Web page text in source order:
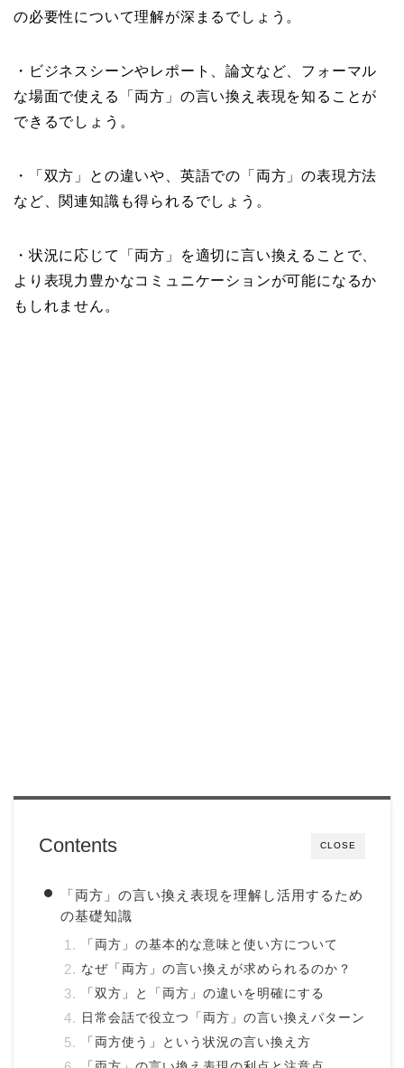
の必要性について理解が深まるでしょう。
・ビジネスシーンやレポート、論文など、フォーマル
な場面で使える「両方」の言い換え表現を知ることが
できるでしょう。
・「双方」との違いや、英語での「両方」の表現方法
など、関連知識も得られるでしょう。
・状況に応じて「両方」を適切に言い換えることで、
より表現力豊かなコミュニケーションが可能になるか
もしれません。
CLOSE
Contents
「両方」の言い換え表現を理解し活用するため
の基礎知識
「両方」の基本的な意味と使い方について
なぜ「両方」の言い換えが求められるのか？
「双方」と「両方」の違いを明確にする
日常会話で役立つ「両方」の言い換えパターン
「両方使う」という状況の言い換え方